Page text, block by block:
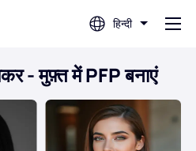
हिन्दी
- मुफ़्त में PFP बनाएं